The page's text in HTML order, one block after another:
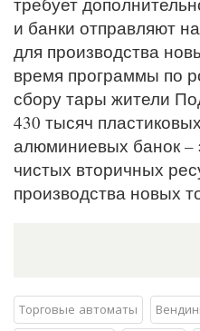
и банки отправляют
для производства
время программы по
сбору тары жители
430 тысяч
алюминиевых банок –
чистых вторичных
производства новых
Торговые автоматы